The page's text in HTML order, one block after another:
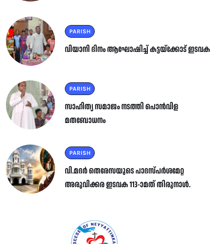
PARISH
വിയാനി ദിനം ആഘോഷിച്ച് കട്ടയ്ക്കോട് ഇടവക
PARISH
സാഹിത്യ സമാജം നടത്തി പൊൻവിള
മതബോധനം
PARISH
വി.മദർ തെരേസയുടെ പാദസ്പർശമേറ്റ
അരുവിക്കര ഇടവക 113-ാമത് തിരുനാൾ.